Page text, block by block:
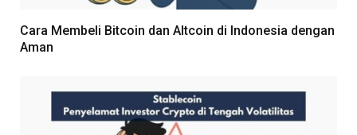
Cara Membeli Bitcoin dan Altcoin di Indonesia dengan
Aman